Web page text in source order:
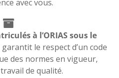
avec vous.
à l’ORIAS sous le
garantit le respect d’un code
des normes en vigueur,
de qualité.